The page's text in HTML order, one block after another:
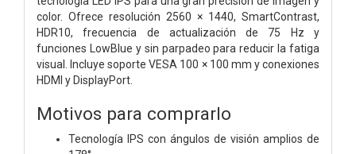
color. Ofrece resolución 2560 × 1440, SmartContrast,
HDR10, frecuencia de actualización de 75 Hz y
funciones LowBlue y sin parpadeo para reducir la fatiga
visual. Incluye soporte VESA 100 × 100 mm y conexiones
HDMI y DisplayPort.
Motivos para comprarlo
Tecnología IPS con ángulos de visión amplios de